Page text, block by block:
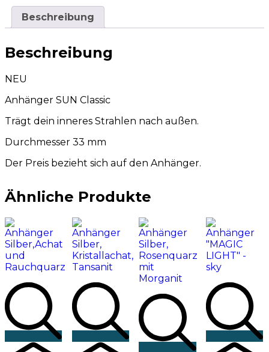
Beschreibung
Beschreibung
NEU
Anhänger SUN Classic
Trägt dein inneres Strahlen nach außen.
Durchmesser 33 mm
Der Preis bezieht sich auf den Anhänger.
Ähnliche Produkte